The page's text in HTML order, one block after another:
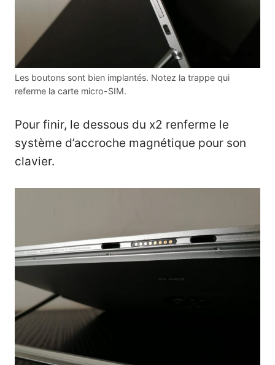
Les boutons sont bien implantés. Notez la trappe qui
referme la carte micro-SIM.
Pour finir, le dessous du x2 renferme le
système d’accroche magnétique pour son
clavier.